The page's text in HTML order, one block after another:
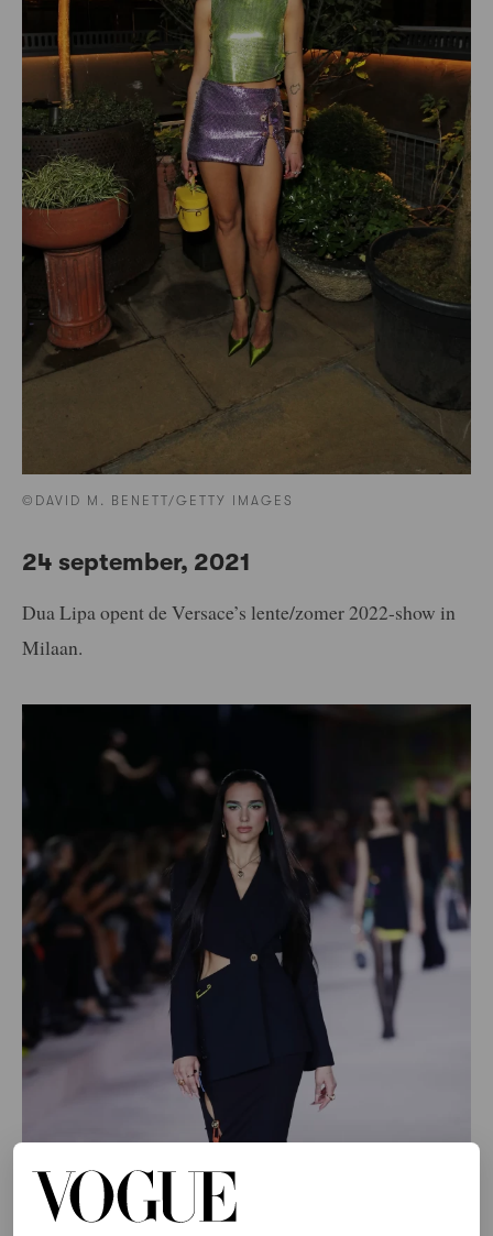
©DAVID M. BENETT/GETTY IMAGES
24 september, 2021
Dua Lipa opent de Versace’s lente/zomer 2022-show in
Milaan.